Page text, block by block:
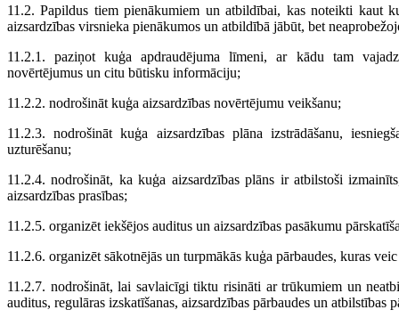
11.2. Papildus tiem pienākumiem un atbildībai, kas noteikti kaut
aizsardzības virsnieka pienākumos un atbildībā jābūt, bet
11.2.1. paziņot kuģa apdraudējuma līmeni, ar kādu tam
novērtējumus un citu būtisku informāciju;
11.2.2. nodrošināt kuģa aizsardzības novērtējumu veikšanu;
11.2.3. nodrošināt kuģa aizsardzības plāna izstrādāšanu,
uzturēšanu;
11.2.4. nodrošināt, ka kuģa aizsardzības plāns ir atbilstoši
aizsardzības prasības;
11.2.5. organizēt iekšējos auditus un aizsardzības pasākumu
11.2.6. organizēt sākotnējās un turpmākās kuģa pārbaudes, kuras
11.2.7. nodrošināt, lai savlaicīgi tiktu risināti ar trūkumiem un
auditus, regulāras izskatīšanas, aizsardzības pārbaudes un atbilstības